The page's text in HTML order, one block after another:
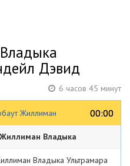
Дэвид
6 часов 45 минут
Жиллиман 00:00
00:00
Владыка
16:03
Владыка Ультрамара